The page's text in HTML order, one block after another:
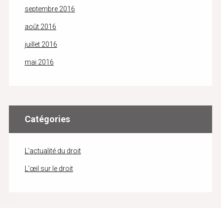
septembre 2016
août 2016
juillet 2016
mai 2016
Catégories
L'actualité du droit
L'œil sur le droit